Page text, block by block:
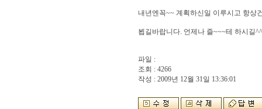
내년엔꼭~~ 계획하신일 이루시고 항상
뵙길바랍니다. 언제나 즐~~~테 하시길
파일 :
조회 : 4266
작성 : 2009년 12월 31일 13:36:01